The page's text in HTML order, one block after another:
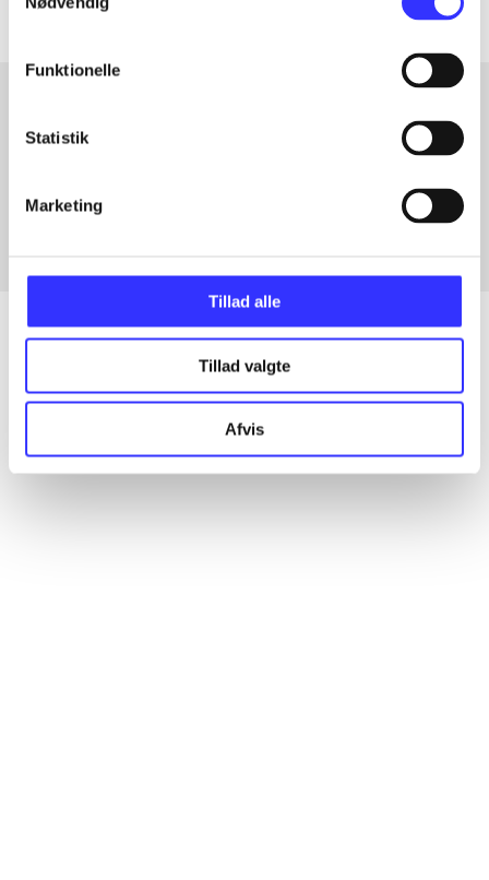
Funktionelle
Statistik
Marketing
Tillad alle
Tillad valgte
Afvis
Artikler med samme emner
Artikler
Alle registrerede artikler fordelt på udgivelser